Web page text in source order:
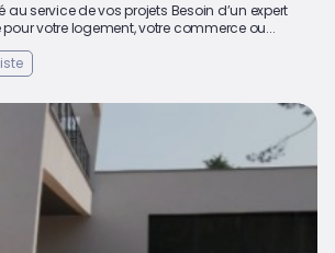
au service de vos projets Besoin d’un expert
votre logement, votre commerce ou...